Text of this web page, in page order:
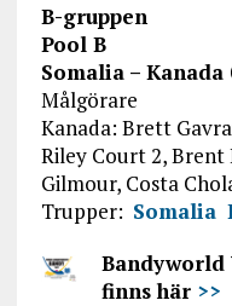
B-gruppen
Pool B
Somalia – Kanada
Målgörare
Kanada: Brett
Riley Court 2, Brent
Gilmour, Costa
Trupper: Somalia
Bandyworld
finns här >>